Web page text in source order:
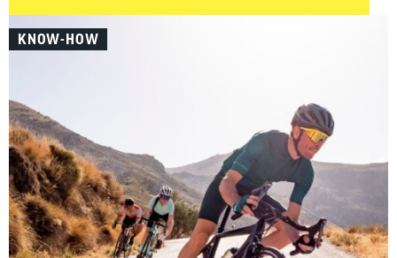
welches Gravelbike-Zubehör wirklich sinnvoll ist –
KNOW-HOW